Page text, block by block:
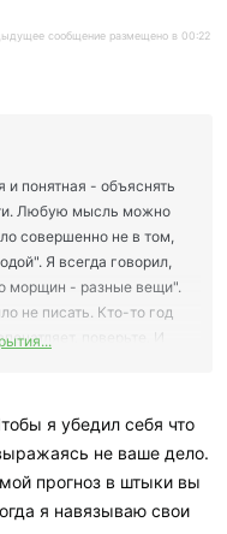
сообщение размещено в 00:22
и понятная - объяснять
Любую мысль можно
совершенно не в том,
Я всегда говорил,
морщин - разные вещи".
не писать. Кто-то год
поверьте. И
будет. Не та ситуация.
И Вы, наверно, не
что он прав - то он
я убедил себя что
не ваше дело.
прогноз в штыки вы
я навязываю свои